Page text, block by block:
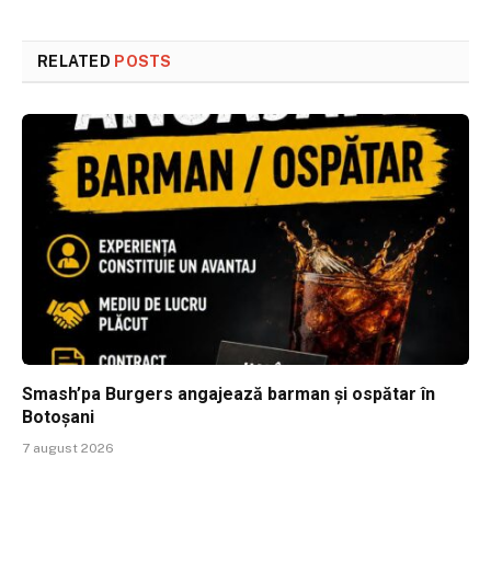
RELATED POSTS
Smash’pa Burgers angajează barman și ospătar în
Botoșani
7 august 2026